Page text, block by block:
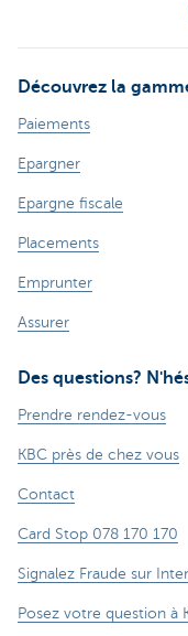
Découvrez la
Paiements
Epargner
Epargne fiscale
Placements
Emprunter
Assurer
Des questions?
Prendre rendez-vous
KBC près de chez vous
Contact
Card Stop 078 170 170
Signalez Fraude sur
Posez votre question à